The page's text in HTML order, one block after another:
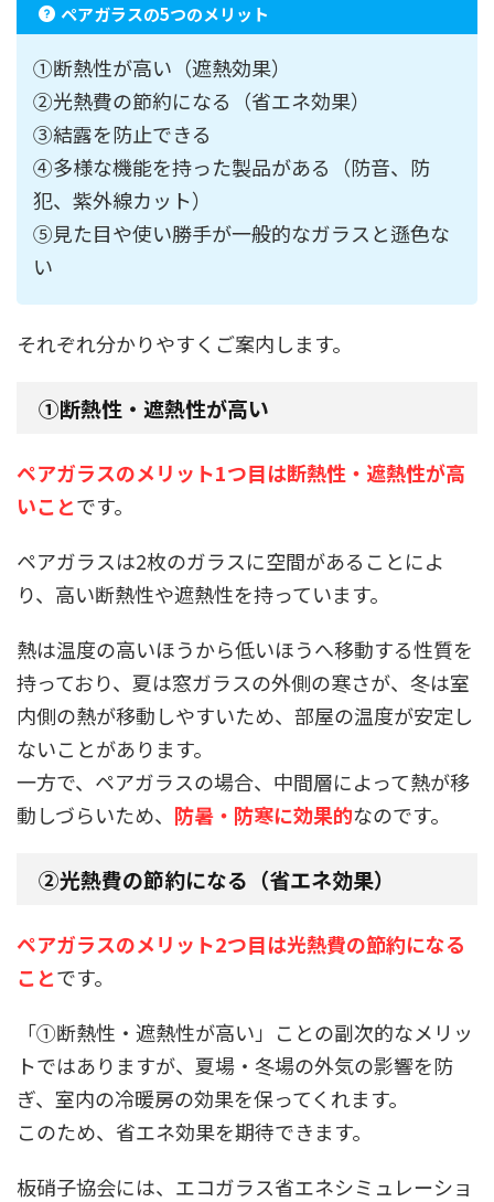
ペアガラスの5つのメリット
①断熱性が高い（遮熱効果）
②光熱費の節約になる（省エネ効果）
③結露を防止できる
④多様な機能を持った製品がある（防音、防
犯、紫外線カット）
⑤見た目や使い勝手が一般的なガラスと遜色な
い
それぞれ分かりやすくご案内します。
①断熱性・遮熱性が高い
ペアガラスのメリット1つ目は断熱性・遮熱性が高
いことです。
ペアガラスは2枚のガラスに空間があることによ
り、高い断熱性や遮熱性を持っています。
熱は温度の高いほうから低いほうへ移動する性質を
持っており、 夏は窓ガラスの外側の寒さが、冬は室
内側の熱が移動しやすいため、部屋の温度が安定し
ないことがあります。
一方で、ペアガラスの場合、中間層によって熱が移
動しづらいため、 防暑・防寒に効果的なのです。
②光熱費の節約になる（省エネ効果）
ペアガラスのメリット2つ目は光熱費の節約になる
ことです。
「①断熱性・遮熱性が高い」ことの副次的なメリッ
トではありますが、夏場・冬場の外気の影響を防
ぎ、室内の冷暖房の効果を保ってくれます。
このため、省エネ効果を期待できます。
板硝子協会には、エコガラス省エネシミュレーショ